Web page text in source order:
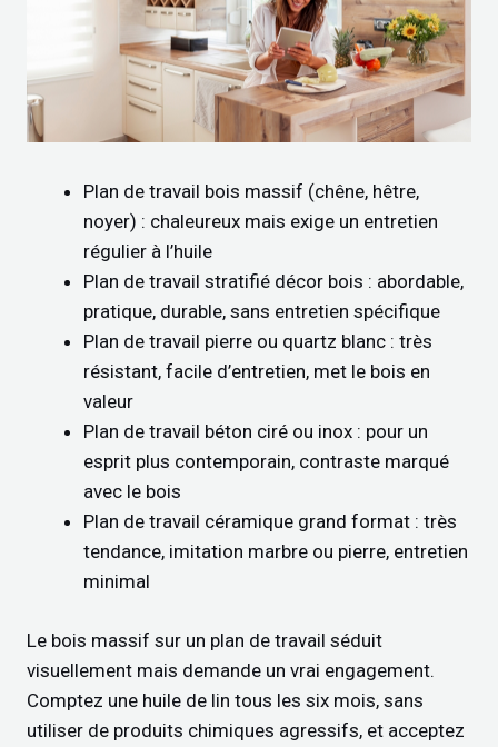
Plan de travail bois massif (chêne, hêtre,
noyer) : chaleureux mais exige un entretien
régulier à l’huile
Plan de travail stratifié décor bois : abordable,
pratique, durable, sans entretien spécifique
Plan de travail pierre ou quartz blanc : très
résistant, facile d’entretien, met le bois en
valeur
Plan de travail béton ciré ou inox : pour un
esprit plus contemporain, contraste marqué
avec le bois
Plan de travail céramique grand format : très
tendance, imitation marbre ou pierre, entretien
minimal
Le bois massif sur un plan de travail séduit
visuellement mais demande un vrai engagement.
Comptez une huile de lin tous les six mois, sans
utiliser de produits chimiques agressifs, et acceptez